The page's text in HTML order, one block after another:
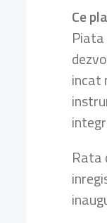
Ce
incat
Rata